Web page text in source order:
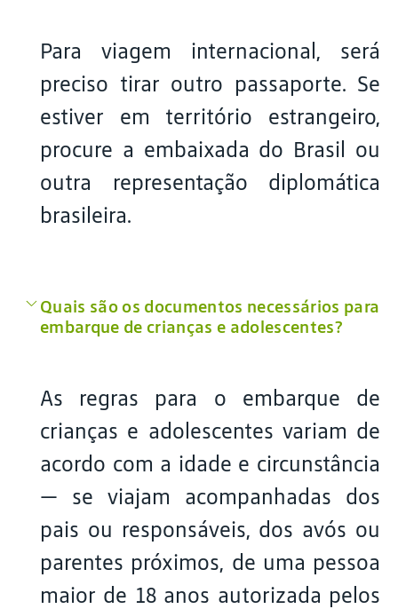
Para viagem internacional, será
preciso tirar outro passaporte. Se
estiver em território estrangeiro,
procure a embaixada do Brasil ou
outra representação diplomática
brasileira.
Quais são os documentos necessários para
embarque de crianças e adolescentes?
As regras para o embarque de
crianças e adolescentes variam de
acordo com a idade e circunstância
— se viajam acompanhadas dos
pais ou responsáveis, dos avós ou
parentes próximos, de uma pessoa
maior de 18 anos autorizada pelos